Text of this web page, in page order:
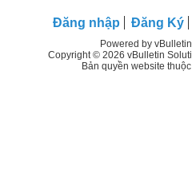
Đăng nhập Đăng Ký
Powered by
Copyright © 2026 vBulletin
Bản quyền website